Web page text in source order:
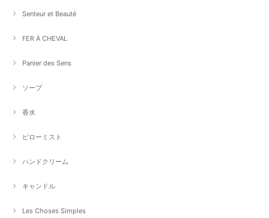
Senteur et Beauté
FER À CHEVAL
Panier des Sens
ソープ
香水
ピローミスト
ハンドクリーム
キャンドル
Les Choses Simples